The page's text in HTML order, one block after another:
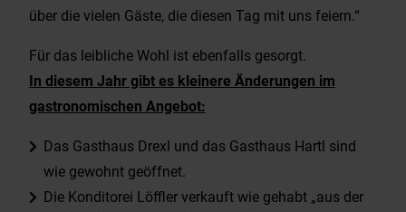
über die vielen Gäste, die diesen Tag mit uns feiern.“
Für das leibliche Wohl ist ebenfalls gesorgt.
In diesem Jahr gibt es kleinere Änderungen im
gastronomischen Angebot:
Das Gasthaus Drexl und das Gasthaus Hartl sind
wie gewohnt geöffnet.
Die Konditorei Löffler verkauft wie gehabt „aus der